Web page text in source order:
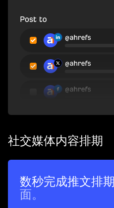
社交媒体内容排期
数秒完成推文排期
面。